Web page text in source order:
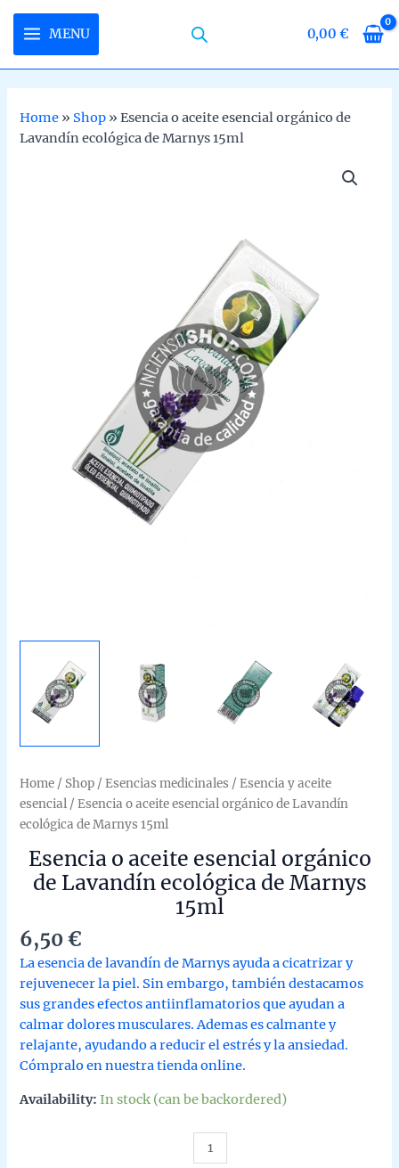
content
MENU 0,00€
Home » Shop »Esencia o aceite esencial orgánico de
Lavandín ecológica de Marnys 15ml
Home / Shop /Esencias medicinales /Esencia y aceite
esencial / Esencia o aceite esencial orgánico de Lavandín
ecológica de Marnys 15ml
Esencia o aceite esencial orgánico
de Lavandín ecológica de Marnys
15ml
6,50€
La esencia de lavandín de Marnys ayuda a cicatrizar y
rejuvenecer la piel. Sin embargo, también destacamos
sus grandes efectos antiinflamatorios que ayudan a
calmar dolores musculares. Ademas es calmante y
relajante, ayudando a reducir el estrés y la ansiedad.
Cómpralo en nuestra tienda online.
Availability: In stock (can be backordered)